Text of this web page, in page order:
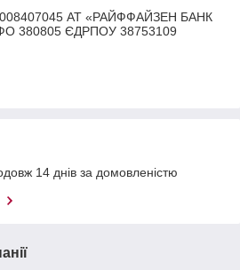
АТ «РАЙФФАЙЗЕН БАНК
380805 ЄДРПОУ 38753109
14 днів за домовленістю